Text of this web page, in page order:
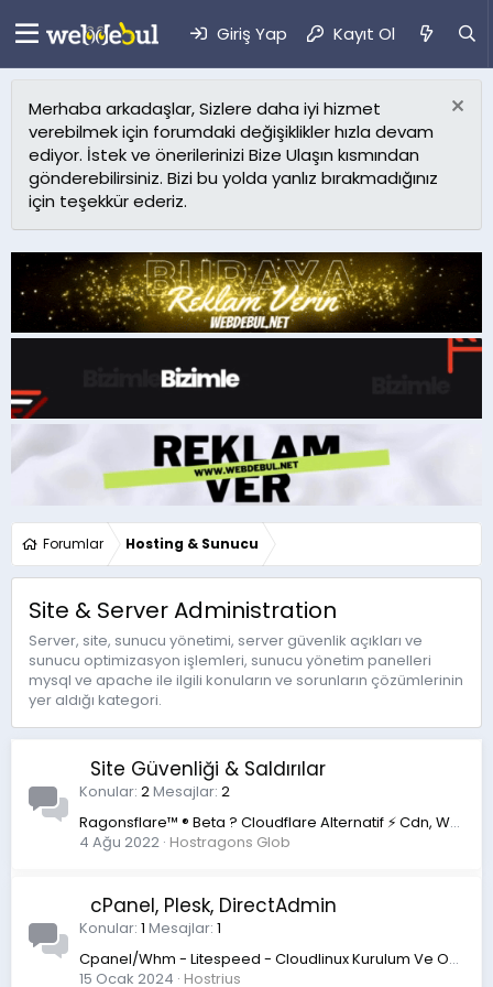
Giriş Yap Kayıt Ol
Merhaba arkadaşlar, Sizlere daha iyi hizmet
verebilmek için forumdaki değişiklikler hızla devam
ediyor. İstek ve önerilerinizi Bize Ulaşın kısmından
gönderebilirsiniz. Bizi bu yolda yanlız bırakmadığınız
için teşekkür ederiz.
Forumlar Hosting & Sunucu
Site & Server Administration
Server, site, sunucu yönetimi, server güvenlik açıkları ve
sunucu optimizasyon işlemleri, sunucu yönetim panelleri
mysql ve apache ile ilgili konuların ve sorunların çözümlerinin
yer aldığı kategori.
Site Güvenliği & Saldırılar
Konular 2Mesajlar 2
Ragonsflare™ ® Beta ? Cloudflare Alternatif ⚡️ Cdn, Waf Servisi ?
4 Ağu 2022 Hostragons Glob
cPanel, Plesk, DirectAdmin
Konular 1 Mesajlar 1
Cpanel/Whm - Litespeed - Cloudlinux Kurulum Ve Optimizasyon Hizmeti
15 Ocak 2024 Hostrius